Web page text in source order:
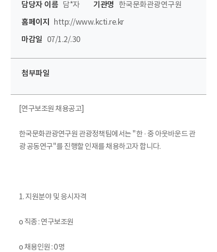
담당자 이름 담*자 기관명
한국문화관광연구원
홈페이지
http://www.kcti.re.kr
마감일
07/1.2/.30
첨부파일
[연구보조원 채용공고]
한국문화관광연구원 관광정책팀에서는 "한 · 중 아웃바운드 관
광 공동연구"를 진행할 인재를 채용하고자 합니다.
1. 지원분야 및 응시자격
o 직종 : 연구보조원
o 채용인원 : 0명